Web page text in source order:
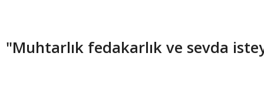
"Muhtarlık fedakarlık ve sevda